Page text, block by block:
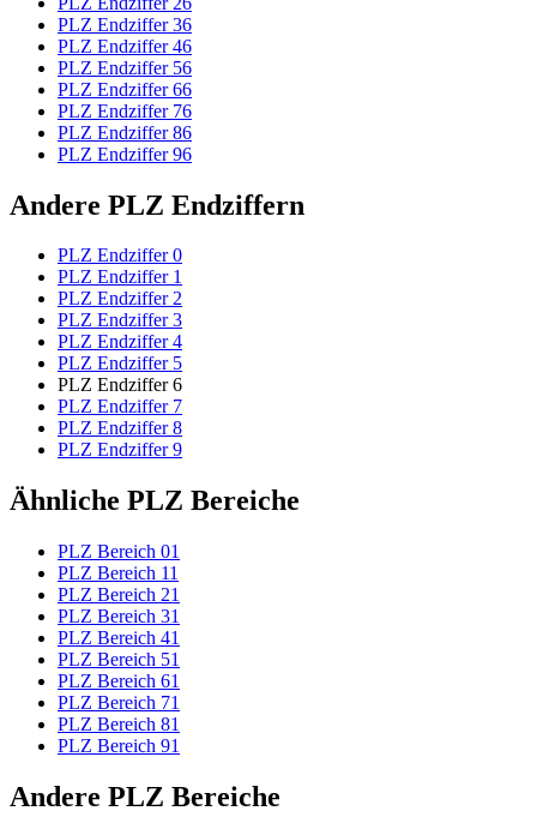
PLZ Endziffer 36
PLZ Endziffer 46
PLZ Endziffer 56
PLZ Endziffer 66
PLZ Endziffer 76
PLZ Endziffer 86
PLZ Endziffer 96
Andere PLZ Endziffern
PLZ Endziffer 0
PLZ Endziffer 1
PLZ Endziffer 2
PLZ Endziffer 3
PLZ Endziffer 4
PLZ Endziffer 5
PLZ Endziffer 6
PLZ Endziffer 7
PLZ Endziffer 8
PLZ Endziffer 9
Ähnliche PLZ Bereiche
PLZ Bereich 01
PLZ Bereich 11
PLZ Bereich 21
PLZ Bereich 31
PLZ Bereich 41
PLZ Bereich 51
PLZ Bereich 61
PLZ Bereich 71
PLZ Bereich 81
PLZ Bereich 91
Andere PLZ Bereiche